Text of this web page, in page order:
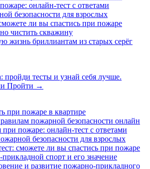
онлайн-тест с ответами
безопасности для взрослых
ли вы спастись при пожаре
чистить скважину
жизнь бриллиантам из старых серёг
пройди тесты и узнай себя лучше.
Пройти →
при пожаре в квартире
пожарной безопасности онлайн
при пожаре: онлайн-тест с ответами
безопасности для взрослых
сможете ли вы спастись при пожаре
спорт и его значение
и развитие пожарно-прикладного